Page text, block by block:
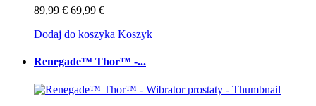
89,99 € 69,99 €
Dodaj do koszyka Koszyk
Renegade™ Thor™ -...